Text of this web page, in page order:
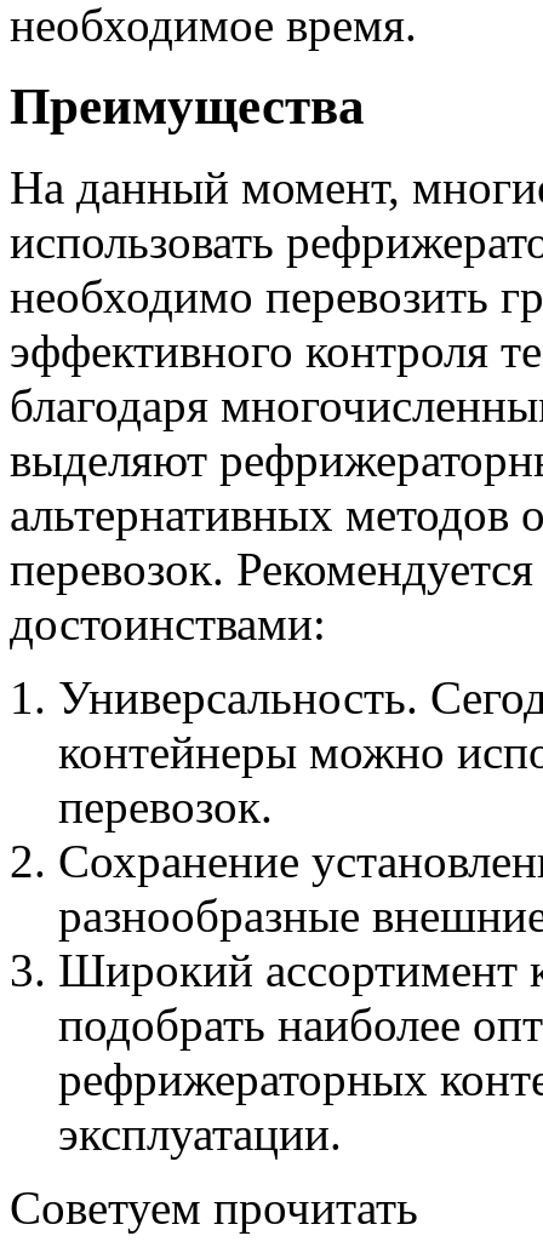
необходимое время.
Преимущества
На данный момент,
использовать
необходимо перевозить
эффективного контроля
благодаря
выделяют
альтернативных методов
перевозок.
достоинствами:
Универсальность.
контейнеры можно
перевозок.
Сохранение
разнообразные
Широкий ассортимент
подобрать наиболее
рефрижераторных
эксплуатации.
Советуем прочитать